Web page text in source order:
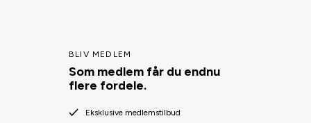
BLIV MEDLEM
Som medlem får du endnu
flere fordele.
Eksklusive medlemstilbud